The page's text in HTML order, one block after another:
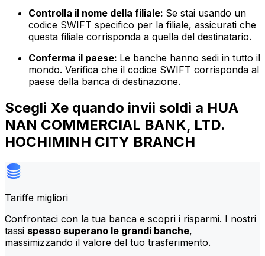
Controlla il nome della filiale: Se stai usando un
codice SWIFT specifico per la filiale, assicurati che
questa filiale corrisponda a quella del destinatario.
Conferma il paese: Le banche hanno sedi in tutto il
mondo. Verifica che il codice SWIFT corrisponda al
paese della banca di destinazione.
Scegli Xe quando invii soldi a HUA
NAN COMMERCIAL BANK, LTD.
HOCHIMINH CITY BRANCH
Tariffe migliori
Confrontaci con la tua banca e scopri i risparmi. I nostri
tassi spesso superano le grandi banche,
massimizzando il valore del tuo trasferimento.